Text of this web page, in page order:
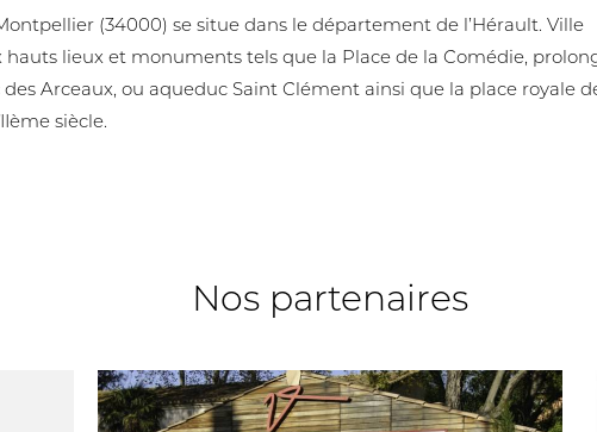
(34000) se situe dans le département de l’Hérault. Ville
lieux et monuments tels que la Place de la Comédie,
des Arceaux, ou aqueduc Saint Clément ainsi que la place royale
siècle.
Nos partenaires